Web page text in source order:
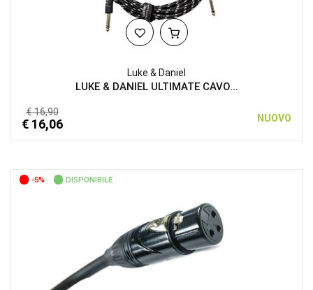
Luke & Daniel
LUKE & DANIEL ULTIMATE CAVO...
€ 16,90
€ 16,06 NUOVO
-5% DISPONIBILE